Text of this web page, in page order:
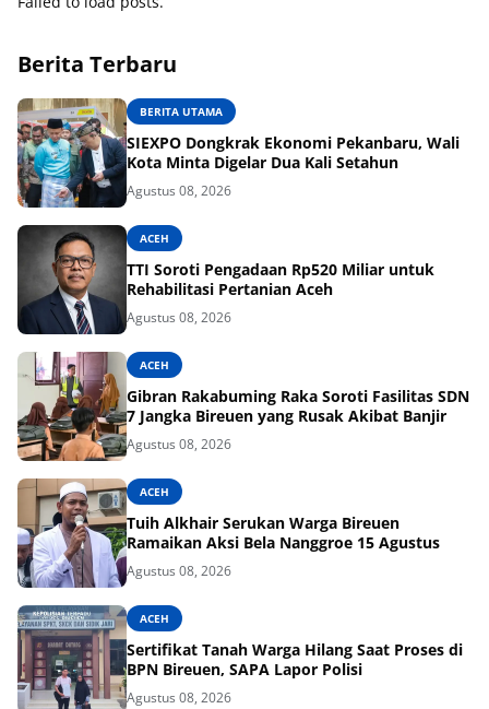
Berita Terbaru
BERITA UTAMA
SIEXPO Dongkrak Ekonomi Pekanbaru, Wali
Kota Minta Digelar Dua Kali Setahun
Agustus 08, 2026
ACEH
TTI Soroti Pengadaan Rp520 Miliar untuk
Rehabilitasi Pertanian Aceh
Agustus 08, 2026
ACEH
Gibran Rakabuming Raka Soroti Fasilitas SDN
7 Jangka Bireuen yang Rusak Akibat Banjir
Agustus 08, 2026
ACEH
Tuih Alkhair Serukan Warga Bireuen
Ramaikan Aksi Bela Nanggroe 15 Agustus
Agustus 08, 2026
ACEH
Sertifikat Tanah Warga Hilang Saat Proses di
BPN Bireuen, SAPA Lapor Polisi
Agustus 08, 2026